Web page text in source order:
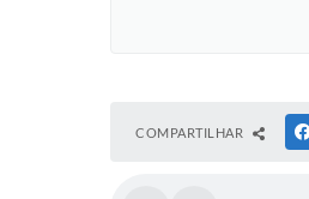
COMPARTILHAR